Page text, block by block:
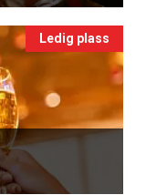
Ledig plass